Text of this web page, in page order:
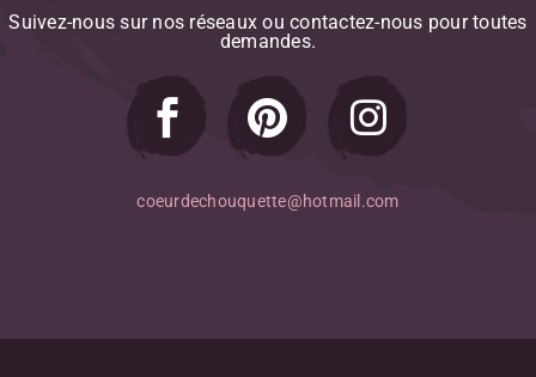
Suivez-nous sur nos réseaux ou contactez-nous pour toutes
demandes.
coeurdechouquette@hotmail.com